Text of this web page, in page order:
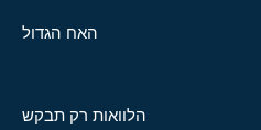
האח הגדול
הלוואות רק תבקש